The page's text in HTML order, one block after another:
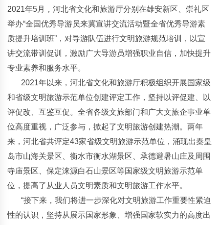
2021年5月，河北省文化和旅游厅分别在雄安新区、崇礼区
举办“全国优秀导游员来冀宣讲交流活动暨全省优秀导游素
质提升培训班”，对导游队伍进行文明旅游规范培训，以宣
讲交流带训促训，激励广大导游员增强职业自信，加快提升
专业素养和服务水平。
2021年以来，河北省文化和旅游厅积极组织开展国家级
和省级文明旅游示范单位创建评定工作，坚持以评促建、以
评促改、互鉴互促。全省各级文旅部门和广大文旅企事业单
位高度重视，广泛参与，掀起了文明旅游创建热潮。两年
来，河北省共评定43家省级文明旅游示范单位，涌现出秦皇
岛市山海关景区、衡水市衡水湖景区、承德避暑山庄及周围
寺庙景区、保定涞源白石山景区等国家级文明旅游示范单
位，提高了从业人员文明素质和文明旅游工作水平。
“接下来，我们将进一步深化对文明旅游工作重要性紧迫
性的认识，坚持从展示国家形象、增强国家软实力的高度出